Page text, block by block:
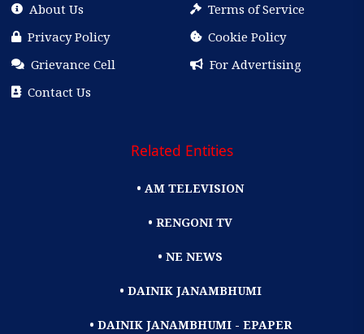
About Us
Terms of Service
Privacy Policy
Cookie Policy
Grievance Cell
For Advertising
Contact Us
Related Entities
• AM TELEVISION
• RENGONI TV
• NE NEWS
• DAINIK JANAMBHUMI
• DAINIK JANAMBHUMI - EPAPER